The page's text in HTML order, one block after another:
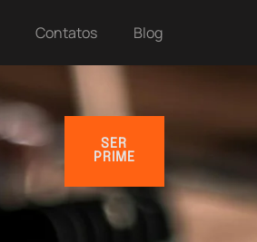
Contatos Blog
SER
PRIME